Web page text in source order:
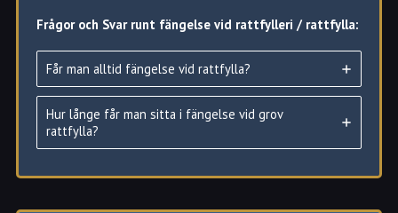
Om du är dömd till högst sex månaders fängelse så kan
Det krävs att du har någon form av sysselsättning som
arbete, studier etc som kräver detta.
Sedan att övriga personer som är boende samt myndiga i
den egna bostaden ger sitt samtycke.
Frågor och Svar runt fängelse vid rattfylleri / rattfylla:
Får man alltid fängelse vid rattfylla?
Hur långe får man sitta i fängelse vid grov
rattfylla?